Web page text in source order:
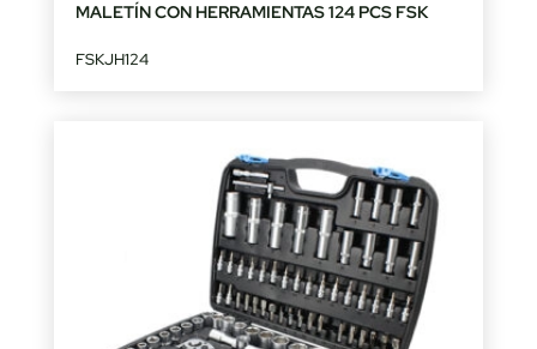
MALETÍN CON HERRAMIENTAS 124 PCS FSK
FSKJH124